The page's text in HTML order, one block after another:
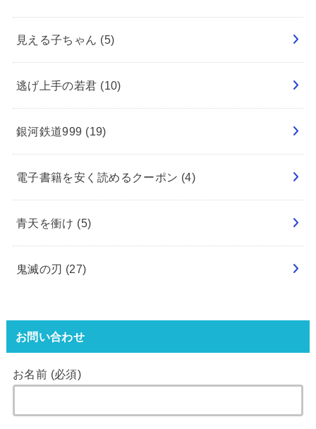
見える子ちゃん (5)
逃げ上手の若君 (10)
銀河鉄道999 (19)
電子書籍を安く読めるクーポン (4)
青天を衝け (5)
鬼滅の刃 (27)
お問い合わせ
お名前 (必須)